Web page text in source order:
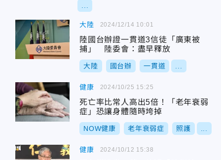
大陸
陸國台辦證一貫道3信徒「廣東被
捕」 陸委會：盡早釋放
大陸 國台辦 一貫道
2024/12/14 10:01
健康
死亡率比常人高出5倍！「老年衰弱
症」恐讓身體隨時垮掉
NOW健康 老年衰弱症 照護
2024/10/25 15:25
健康 2024/10/12 15:38